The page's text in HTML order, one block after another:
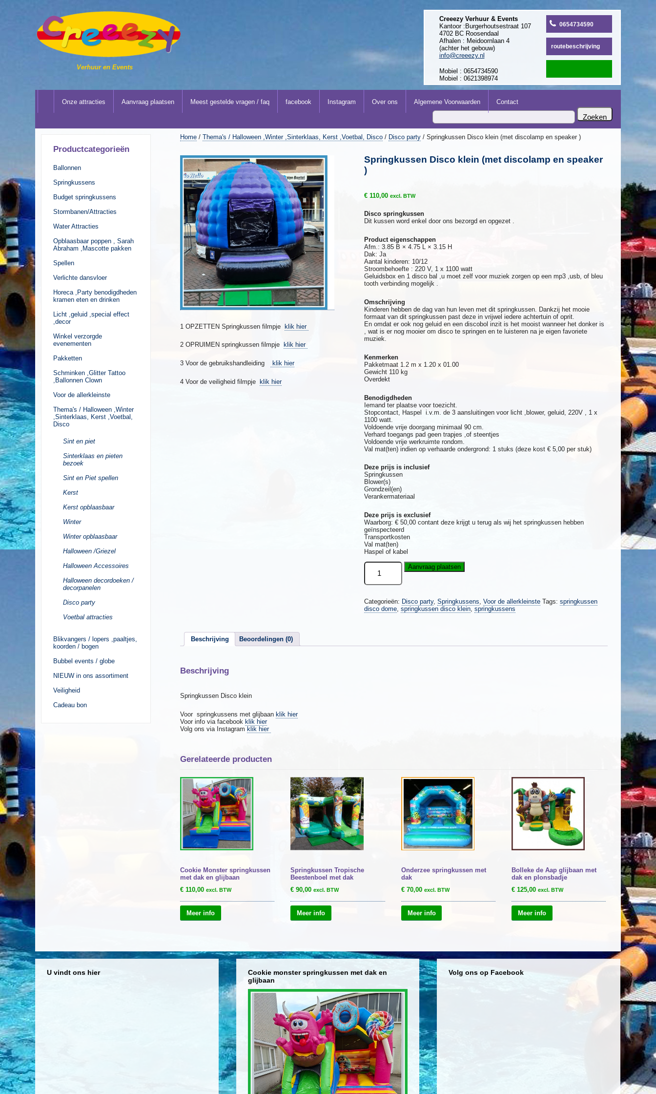
Verhuur en Events
Creeezy Verhuur & Events
Kantoor :Burgerhoutsestraat 107
4702 BC Roosendaal
Afhalen : Meidoornlaan 4
(achter het gebouw)
info@creeezy.nl
Mobiel : 0654734590
Mobiel : 0621398974
0654734590
routebeschrijving
Onze attracties Aanvraag plaatsen Meest gestelde vragen / faq facebook Instagram Over ons Algemene Voorwaarden Contact
Productcategorieën
Ballonnen
Springkussens
Budget springkussens
Stormbanen/Attracties
Water Attracties
Opblaasbaar poppen , Sarah
Abraham ,Mascotte pakken
Spellen
Verlichte dansvloer
Horeca ,Party benodigdheden
kramen eten en drinken
Licht ,geluid ,special effect
,decor
Winkel verzorgde
evenementen
Pakketten
Schminken ,Glitter Tattoo
,Ballonnen Clown
Voor de allerkleinste
Thema's / Halloween ,Winter
,Sinterklaas, Kerst ,Voetbal,
Disco
Sint en piet
Sinterklaas en pieten
bezoek
Sint en Piet spellen
Kerst
Kerst opblaasbaar
Winter
Winter opblaasbaar
Halloween /Griezel
Halloween Accessoires
Halloween decordoeken /
decorpanelen
Disco party
Voetbal attracties
Blikvangers / lopers ,paaltjes,
koorden / bogen
Bubbel events / globe
NIEUW in ons assortiment
Veiligheid
Cadeau bon
Home / Thema's / Halloween ,Winter ,Sinterklaas, Kerst ,Voetbal, Disco / Disco party / Springkussen Disco klein (met discolamp en speaker )
1 OPZETTEN Springkussen filmpje klik hier
2 OPRUIMEN springkussen filmpje klik hier
3 Voor de gebruikshandleiding klik hier
4 Voor de veiligheid filmpje klik hier
Springkussen Disco klein (met discolamp en speaker
)
€110,00 excl. BTW
Disco springkussen
Dit kussen word enkel door ons bezorgd en opgezet .
Product eigenschappen
Afm.: 3.85 B × 4.75 L × 3.15 H
Dak: Ja
Aantal kinderen: 10/12
Stroombehoefte : 220 V, 1 x 1100 watt
Geluidsbox en 1 disco bal ,u moet zelf voor muziek zorgen op een mp3 ,usb, of bleu
tooth verbinding mogelijk .
Omschrijving
Kinderen hebben de dag van hun leven met dit springkussen. Dankzij het mooie
formaat van dit springkussen past deze in vrijwel iedere achtertuin of oprit.
En omdat er ook nog geluid en een discobol inzit is het mooist wanneer het donker is
, wat is er nog mooier om disco te springen en te luisteren na je eigen favoriete
muziek.
Kenmerken
Pakketmaat 1.2 m x 1.20 x 01.00
Gewicht 110 kg
Overdekt
Benodigdheden
Iemand ter plaatse voor toezicht.
Stopcontact, Haspel i.v.m. de 3 aansluitingen voor licht ,blower, geluid, 220V , 1 x
1100 watt.
Voldoende vrije doorgang minimaal 90 cm.
Verhard toegangs pad geen trapjes ,of steentjes
Voldoende vrije werkruimte rondom.
Val mat(ten) indien op verhaarde ondergrond: 1 stuks (deze kost € 5,00 per stuk)
Deze prijs is inclusief
Springkussen
Blower(s)
Grondzeil(en)
Verankermateriaal
Deze prijs is exclusief
Waarborg: € 50,00 contant deze krijgt u terug als wij het springkussen hebben
geïnspecteerd
Transportkosten
Val mat(ten)
Haspel of kabel
Springkussen
Disco
(met
en
speaker
Aanvraag plaatsen
Categorieën: Disco party, Springkussens Voor de allerkleinste Tags: springkussen
disco dome, springkussen disco klein, springkussens
Beschrijving Beoordelingen (0)
Beschrijving
Springkussen Disco klein
Voor springkussens met glijbaan klik hier
Voor info via facebook klik hier
Volg ons via Instagram klik hier
Gerelateerde producten
Cookie Monster springkussen
met dak en glijbaan
€ 110,00 excl. BTW
Meer info
Springkussen Tropische
Beestenboel met dak
€ 90,00 excl. BTW
Meer info
Onderzee springkussen met
dak
€70,00 excl. BTW
Meer info
Bolleke de Aap glijbaan met
dak en plonsbadje
€ 125,00 excl. BTW
Meer info
U vindt ons hier
Cookie monster springkussen met dak en
glijbaan
Volg ons op Facebook